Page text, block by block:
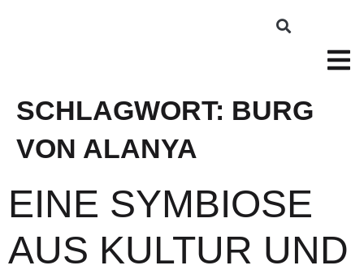
SCHLAGWORT: BURG
VON ALANYA
EINE SYMBIOSE
AUS KULTUR UND